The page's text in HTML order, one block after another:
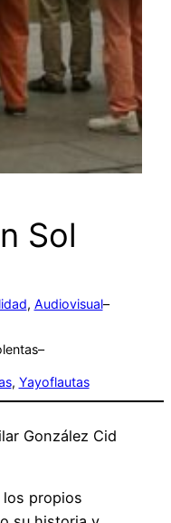
Sol
, Audiovisual–
–
, Yayoflautas
González Cid
propios